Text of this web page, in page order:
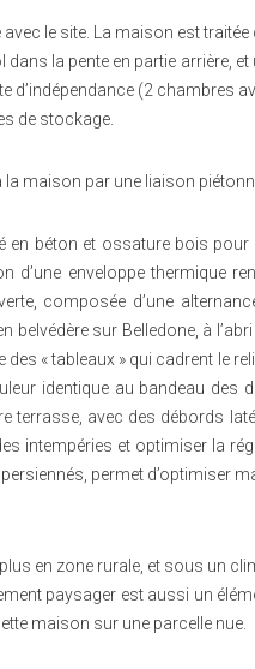
le site. La maison est
la pente en partie arrière, et
d’indépendance (2 chambres
de stockage.
maison par une liaison
en béton et ossature bois
d’une enveloppe thermique
composée d’une
sur Belledone, à
« tableaux » qui cadrent le
identique au bandeau
avec des débords
intempéries et optimiser la
permet d’optimiser
en zone rurale, et sous un
paysager est aussi un
maison sur une parcelle nue.